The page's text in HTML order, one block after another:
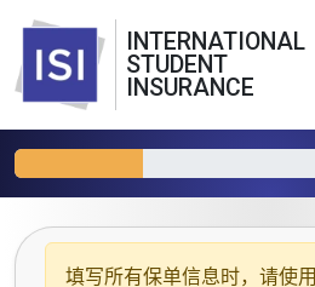
INTERNATIONAL
STUDENT
INSURANCE
填写所有保单信息时，请使用